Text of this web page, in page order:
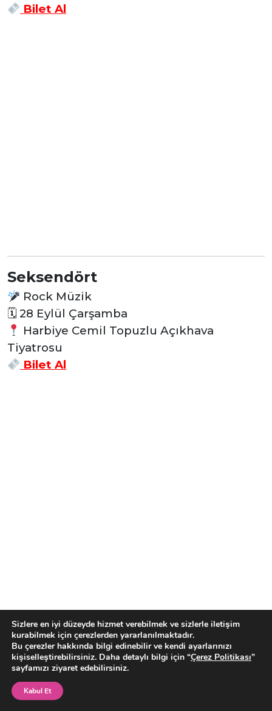
Bilet Al
Seksendört
Rock Müzik
🗓 28 Eylül Çarşamba
Harbiye Cemil Topuzlu Açıkhava
Tiyatrosu
Bilet Al
Can Bonomo
Alternatif Rock Müzik
🗓30 Eylül Cuma
Dorock XL Venue Fitaş Sahnesi
Bilet Al
Sizlere en iyi düzeyde hizmet verebilmek ve sizlerle iletişim
kurabilmek için çerezlerden yararlanılmaktadır.
Bu çerezler hakkında bilgi edinebilir ve kendi ayarlarınızı
kişiselleştirebilirsiniz. Daha detaylı bilgi için “Çerez Politikası”
sayfamızı ziyaret edebilirsiniz.
Kabul Et